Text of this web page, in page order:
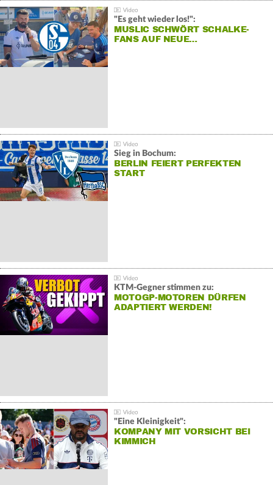
"Es geht wieder los!":
MUSLIC SCHWÖRT SCHALKE-
FANS AUF NEUE…
Sieg in Bochum:
BERLIN FEIERT PERFEKTEN
START
KTM-Gegner stimmen zu:
MOTOGP-MOTOREN DÜRFEN
ADAPTIERT WERDEN!
"Eine Kleinigkeit":
KOMPANY MIT VORSICHT BEI
KIMMICH